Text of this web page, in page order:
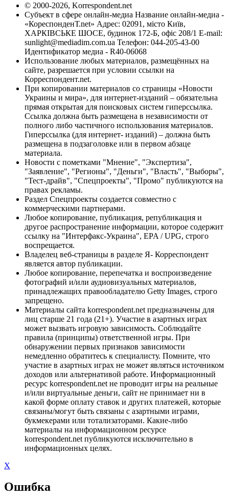
© 2000-2026, Korrespondent.net
Субъект в сфере онлайн-медиа Название онлайн-медиа -
«КореспонденТ.net» Адрес: 02091, місто Київ,
ХАРКІВСЬКЕ ШОСЕ, будинок 172-Б, офіс 208/1 E-mail:
sunlight@mediadim.com.ua Телефон: 044-205-43-00
Идентификатор медиа - R40-06068
Использование любых материалов, размещённых на
сайте, разрешается при условии ссылки на
Корреспондент.net.
При копировании материалов со страницы «Новости
Украины и мира», для интернет-изданий – обязательна
прямая открытая для поисковых систем гиперссылка.
Ссылка должна быть размещена в независимости от
полного либо частичного использования материалов.
Гиперссылка (для интернет- изданий) – должна быть
размещена в подзаголовке или в первом абзаце
материала.
Новости с пометками "Мнение", "Экспертиза",
"Заявление", "Регионы", "Деньги", "Власть", "Выборы",
"Тест-драйв", "Спецпроекты", "Промо" публикуются на
правах рекламы.
Раздел Спецпроекты создается совместно с
коммерческими партнерами.
Любое копирование, публикация, републикация и
другое распространение информации, которое содержит
ссылку на "Интерфакс-Украина", EPA / UPG, строго
воспрещается.
Владелец веб-страницы в разделе Я- Корреспондент
является автор публикации.
Любое копирование, перепечатка и воспроизведение
фотографий и/или аудиовизуальных материалов,
принадлежащих правообладателю Getty Images, строго
запрещено.
Материалы сайта korrespondent.net предназначены для
лиц старше 21 года (21+). Участие в азартных играх
может вызвать игровую зависимость. Соблюдайте
правила (принципы) ответственной игры. При
обнаружении первых признаков зависимости
немедленно обратитесь к специалисту. Помните, что
участие в азартных играх не может являться источником
доходов или альтернативой работе. Информационный
ресурс korrespondent.net не проводит игры на реальные
и/или виртуальные деньги, сайт не принимает ни в
какой форме оплату ставок и других платежей, которые
связаны/могут быть связаны с азартными играми,
букмекерами или тотализаторами. Какие-либо
материалы на информационном ресурсе
korrespondent.net публикуются исключительно в
информационных целях.
X
Ошибка